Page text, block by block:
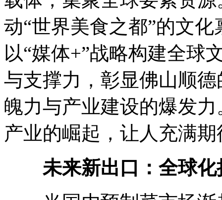
动“世界美食之都”的文
以“媒体+”战略构建全球
与支撑力，彰显佛山顺
魄力与产业建设的爆发
产业的崛起，让人充满期
未来新出口：全球